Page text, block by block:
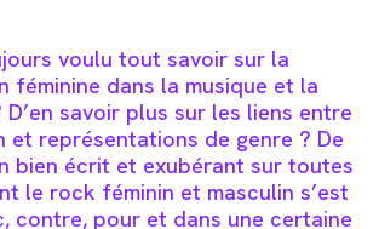
voulu tout savoir sur la
féminine dans la musique et la
savoir plus sur les liens entre
et représentations de genre ? De
bien écrit et exubérant sur toutes
le rock féminin et masculin s’est
contre, pour et dans une certaine